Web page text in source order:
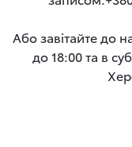
Або завітайте до
до 18:00 та в